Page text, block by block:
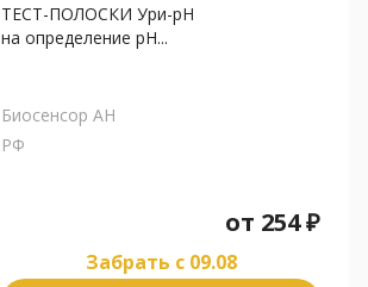
ТЕСТ-ПОЛОСКИ Ури-рН
на определение pH...
Биосенсор АН
РФ
от 254₽
Забрать c 09.08